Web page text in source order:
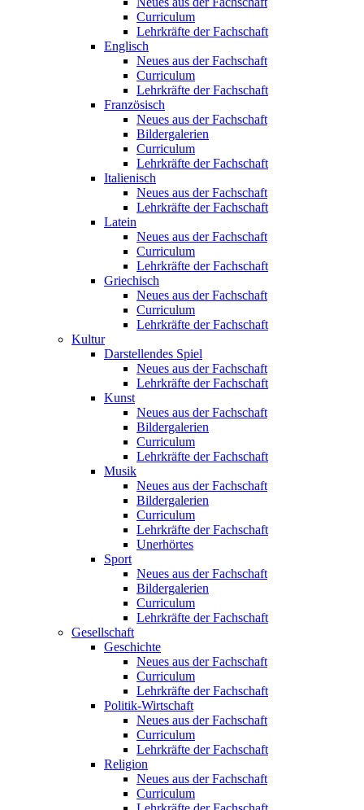
Curriculum
Lehrkräfte der Fachschaft
Englisch
Neues aus der Fachschaft
Curriculum
Lehrkräfte der Fachschaft
Französisch
Neues aus der Fachschaft
Bildergalerien
Curriculum
Lehrkräfte der Fachschaft
Italienisch
Neues aus der Fachschaft
Lehrkräfte der Fachschaft
Latein
Neues aus der Fachschaft
Curriculum
Lehrkräfte der Fachschaft
Griechisch
Neues aus der Fachschaft
Curriculum
Lehrkräfte der Fachschaft
Kultur
Darstellendes Spiel
Neues aus der Fachschaft
Lehrkräfte der Fachschaft
Kunst
Neues aus der Fachschaft
Bildergalerien
Curriculum
Lehrkräfte der Fachschaft
Musik
Neues aus der Fachschaft
Bildergalerien
Curriculum
Lehrkräfte der Fachschaft
Unerhörtes
Sport
Neues aus der Fachschaft
Bildergalerien
Curriculum
Lehrkräfte der Fachschaft
Gesellschaft
Geschichte
Neues aus der Fachschaft
Curriculum
Lehrkräfte der Fachschaft
Politik-Wirtschaft
Neues aus der Fachschaft
Curriculum
Lehrkräfte der Fachschaft
Religion
Neues aus der Fachschaft
Curriculum